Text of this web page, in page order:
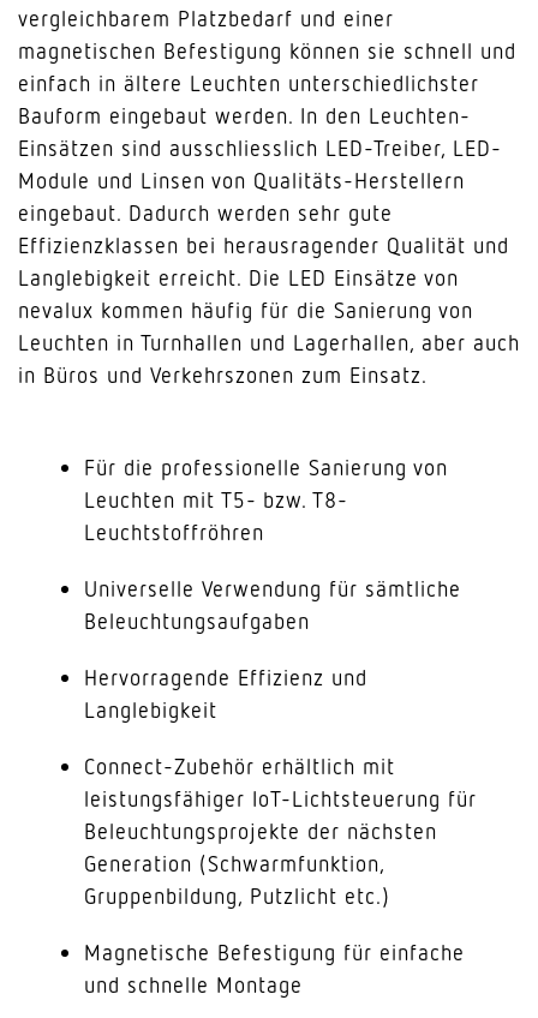
vergleichbarem Platzbedarf und einer
magnetischen Befestigung können sie schnell und
einfach in ältere Leuchten unterschiedlichster
Bauform eingebaut werden. In den Leuchten-
Einsätzen sind ausschliesslich LED-Treiber, LED-
Module und Linsen von Qualitäts-Herstellern
eingebaut. Dadurch werden sehr gute
Effizienzklassen bei herausragender Qualität und
Langlebigkeit erreicht. Die LED Einsätze von
nevalux kommen häufig für die Sanierung von
Leuchten in Turnhallen und Lagerhallen, aber auch
in Büros und Verkehrszonen zum Einsatz.
Für die professionelle Sanierung von
Leuchten mit T5- bzw. T8-
Leuchtstoffröhren
Universelle Verwendung für sämtliche
Beleuchtungsaufgaben
Hervorragende Effizienz und
Langlebigkeit
Connect-Zubehör erhältlich mit
leistungsfähiger IoT-Lichtsteuerung für
Beleuchtungsprojekte der nächsten
Generation (Schwarmfunktion,
Gruppenbildung, Putzlicht etc.)
Magnetische Befestigung für einfache
und schnelle Montage